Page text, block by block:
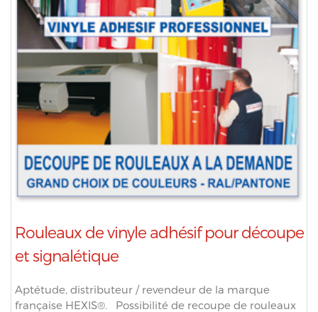
Rouleaux de vinyle adhésif pour découpe
et signalétique
Aptétude, distributeur / revendeur de la marque
française HEXIS®. Possibilité de recoupe de rouleaux